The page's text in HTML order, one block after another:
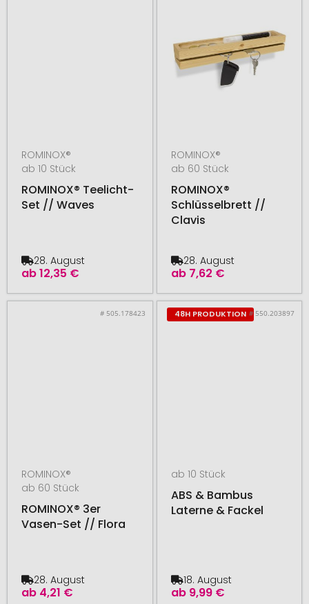
ROMINOX®
ab 10 Stück
ROMINOX® Teelicht-
Set // Waves
ab12,35 €
28. August
ROMINOX®
ab 60 Stück
ROMINOX®
Schlüsselbrett //
Clavis
ab 7,62 €
28. August
# 505.178423
ROMINOX®
ab 60 Stück
ROMINOX® 3er
Vasen-Set // Flora
ab 4,21 €
28. August
48H PRODUKTION # 550.203897
ab 10 Stück
ABS & Bambus
Laterne & Fackel
ab 9,99 €
18. August